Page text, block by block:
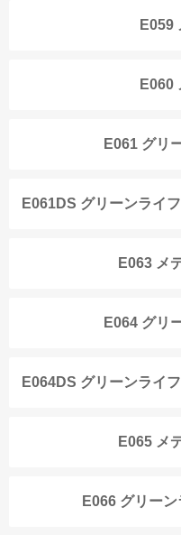
E059
E060
E061 グリ
E061DS グリーンライ
E063 メ
E064 グリ
E064DS グリーンライ
E065 メ
E066 グリーン